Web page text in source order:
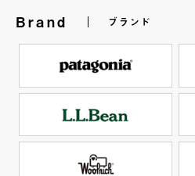
Brand ブランド